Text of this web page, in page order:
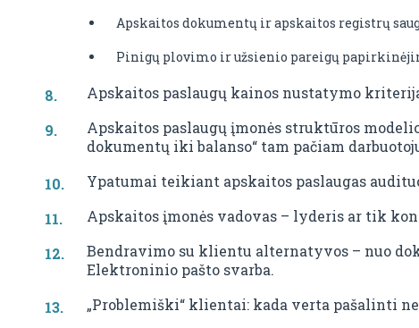
Apskaitos dokumentų ir apskaitos registrų
Pinigų plovimo ir užsienio pareigų
Apskaitos paslaugų kainos nustatymo
Apskaitos paslaugų įmonės struktūros
dokumentų iki balanso“ tam pačiam
Ypatumai teikiant apskaitos paslaugas
Apskaitos įmonės vadovas – lyderis ar tik
Bendravimo su klientu alternatyvos – nuo
Elektroninio pašto svarba.
„Problemiški“ klientai: kada verta pašalinti